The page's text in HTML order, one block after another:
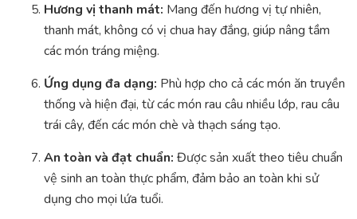
Hương vị thanh mát: Mang đến hương vị tự nhiên,
thanh mát, không có vị chua hay đắng, giúp nâng tầm
các món tráng miệng.
Ứng dụng đa dạng: Phù hợp cho cả các món ăn truyền
thống và hiện đại, từ các món rau câu nhiều lớp, rau câu
trái cây, đến các món chè và thạch sáng tạo.
An toàn và đạt chuẩn: Được sản xuất theo tiêu chuẩn
vệ sinh an toàn thực phẩm, đảm bảo an toàn khi sử
dụng cho mọi lứa tuổi.